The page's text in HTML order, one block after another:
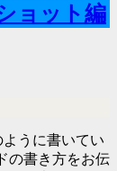
ョット編
ように書いてい
の書き方をお伝